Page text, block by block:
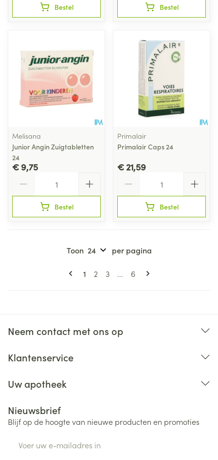
Bestel Bestel
Melisana
Junior Angin Zuigtabletten
24
€ 9,75
Bestel
Primalair
Primalair Caps 24
€ 21,59
Bestel
Pagina's
U lees momenteel pagina
1 Pagina
2 Pagina
3 ... Pagina
6
Toon per pagina
Neem contact met ons op
Klantenservice
Uw apotheek
Nieuwsbrief
Blijf op de hoogte van nieuwe producten en promoties